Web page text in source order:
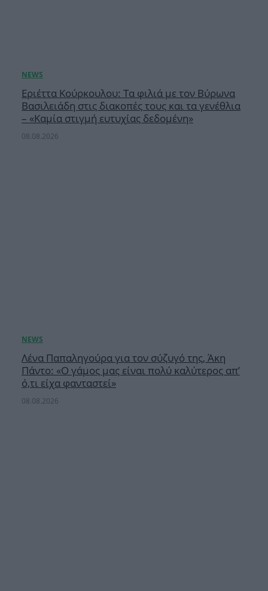
Εριέττα Κούρκουλου: Τα φιλιά με τον Βύρωνα
Βασιλειάδη στις διακοπές τους και τα γενέθλια
– «Καμία στιγμή ευτυχίας δεδομένη»
08.08.2026
Λένα Παπαληγούρα για τον σύζυγό της, Άκη
Πάντο: «Ο γάμος μας είναι πολύ καλύτερος απ’
ό,τι είχα φανταστεί»
08.08.2026